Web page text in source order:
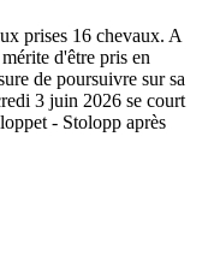
prises 16 chevaux. A
d'être pris en
de poursuivre sur sa
3 juin 2026 se court
- Stolopp après